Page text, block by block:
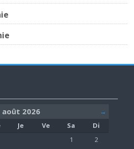
août 2026
→
Jeudi
Je Vendredi
Ve Samedi
Sa Dimanche
Di
Aucun événement,
1 Aucun
2